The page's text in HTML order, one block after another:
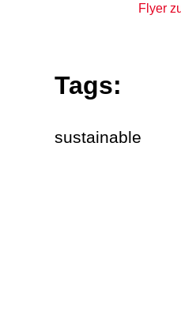
Flyer
Tags:
sustainable